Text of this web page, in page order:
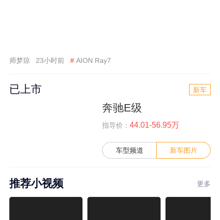
师梦琼 23小时前 # AION Ray7
已上市 新车
奔驰E级
指导价： 44.01-56.95万
车型频道 新车图片
推荐小视频 更多